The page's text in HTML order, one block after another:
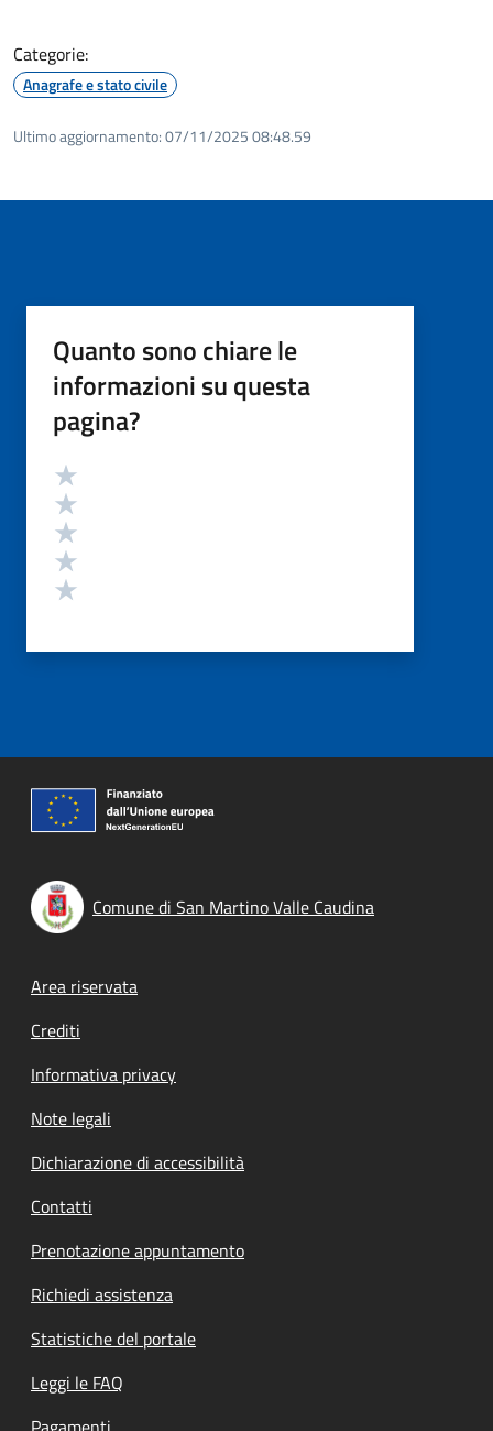
Categorie:
Anagrafe e stato civile
Ultimo aggiornamento:07/11/2025 08:48.59
Quanto sono chiare le
informazioni su questa
pagina?
Valutazione
Comune di San Martino Valle Caudina
Footer menu
Area riservata
Crediti
Informativa privacy
Note legali
Dichiarazione di accessibilità
Contatti
Prenotazione appuntamento
Richiedi assistenza
Statistiche del portale
Leggi le FAQ